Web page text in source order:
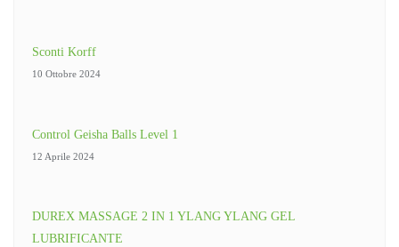
Sconti Korff
10 Ottobre 2024
Control Geisha Balls Level 1
12 Aprile 2024
DUREX MASSAGE 2 IN 1 YLANG YLANG GEL
LUBRIFICANTE